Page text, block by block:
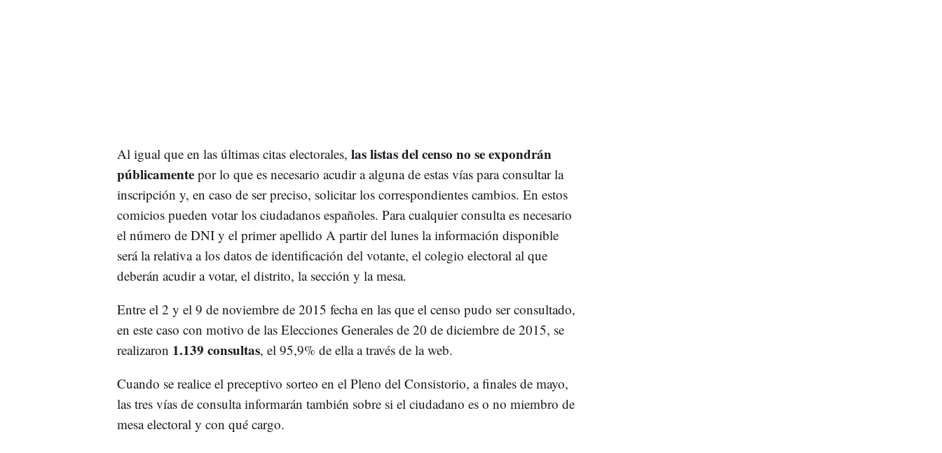
Al igual que en las últimas citas electorales, las listas del censo no se expondrán
públicamente por lo que es necesario acudir a alguna de estas vías para consultar la
inscripción y, en caso de ser preciso, solicitar los correspondientes cambios. En estos
comicios pueden votar los ciudadanos españoles. Para cualquier consulta es necesario
el número de DNI y el primer apellido A partir del lunes la información disponible
será la relativa a los datos de identificación del votante, el colegio electoral al que
deberán acudir a votar, el distrito, la sección y la mesa.
Entre el 2 y el 9 de noviembre de 2015 fecha en las que el censo pudo ser consultado,
en este caso con motivo de las Elecciones Generales de 20 de diciembre de 2015, se
realizaron 1.139 consultas, el 95,9% de ella a través de la web.
Cuando se realice el preceptivo sorteo en el Pleno del Consistorio, a finales de mayo,
las tres vías de consulta informarán también sobre si el ciudadano es o no miembro de
mesa electoral y con qué cargo.